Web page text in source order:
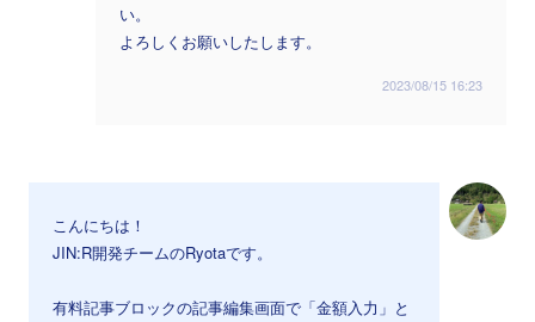
い。
よろしくお願いしたします。
2023/08/15 16:23
こんにちは！
JIN:R開発チームのRyotaです。
有料記事ブロックの記事編集画面で「金額入力」と